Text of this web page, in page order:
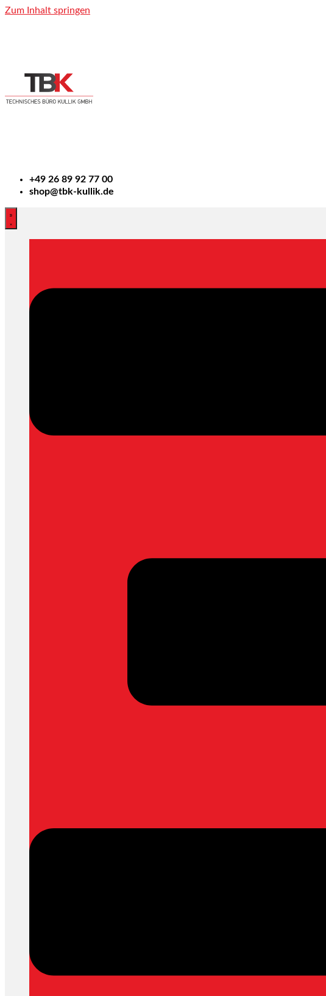
Zum Inhalt springen
+49 26 89 92 77 00
shop@tbk-kullik.de